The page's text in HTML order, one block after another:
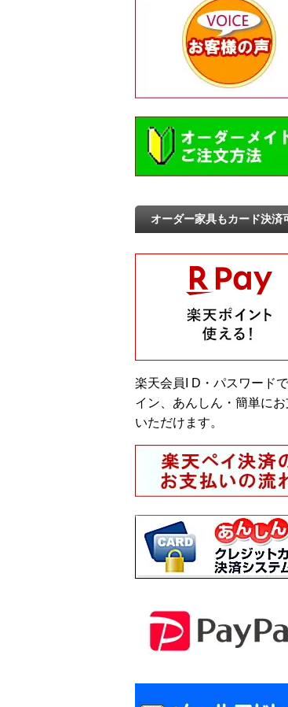
オーダー家具もカード決済
楽天会員I D・パスワード
イン、あんしん・簡単にお
いただけます。